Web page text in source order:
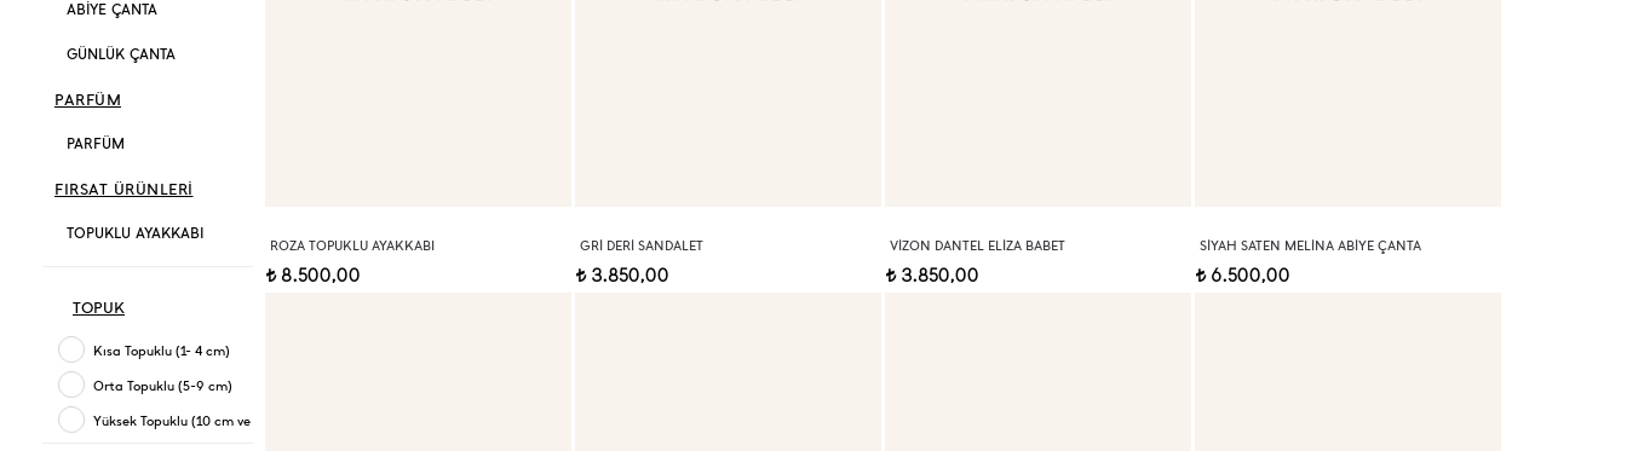
ABİYE ÇANTA
GÜNLÜK ÇANTA
PARFÜM
PARFÜM
FIRSAT ÜRÜNLERİ
TOPUKLU AYAKKABI
TOPUK
Kısa Topuklu (1- 4 cm)
Orta Topuklu (5-9 cm)
Yüksek Topuklu (10 cm ve üzeri)
ROZA TOPUKLU AYAKKABI
t8.500,00
GRI DERI SANDALET
t3.850,00
VIZON DANTEL ELIZA BABET
t3.850,00
SIYAH SATEN MELINA ABIYE ÇANTA
t6.500,00